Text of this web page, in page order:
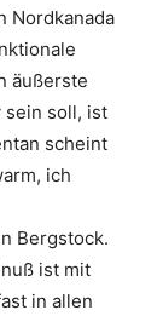
Nordkanada
äußerste
sein soll, ist
scheint
ich
Bergstock.
ist mit
in allen